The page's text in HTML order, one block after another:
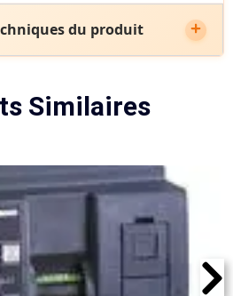
du produit
Similaires